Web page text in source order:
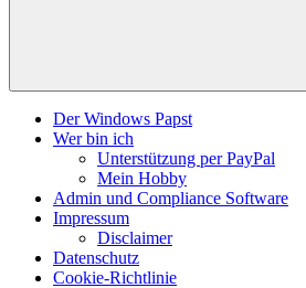
Der Windows Papst
Wer bin ich
Unterstützung per PayPal
Mein Hobby
Admin und Compliance Software
Impressum
Disclaimer
Datenschutz
Cookie-Richtlinie